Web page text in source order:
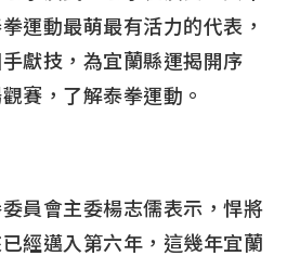
運動最萌最有活力的代表，
獻技，為宜蘭縣運揭開序
賽，了解泰拳運動。
員會主委楊志儒表示，悍將
經邁入第六年，這幾年宜蘭